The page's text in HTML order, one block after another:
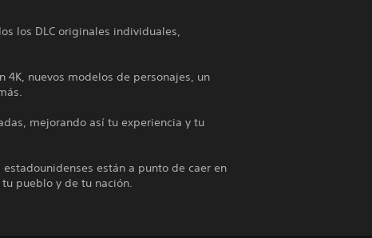
los DLC originales individuales,
4K, nuevos modelos de personajes, un
mejorando así tu experiencia y tu
están a punto de caer en
pueblo y de tu nación.